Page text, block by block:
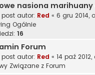
nasiona
autor: Red « 6 gru 2014,
Ogólnie
16
Forum
autor: Red « 14 paź 2012,
Związane z Forum